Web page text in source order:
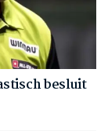
besluit